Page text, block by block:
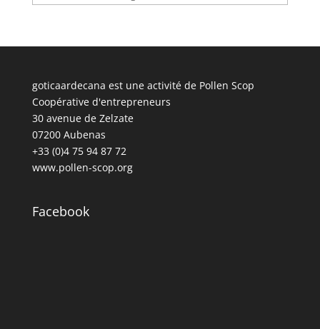
goticaardecana est une activité de Pollen Scop
Coopérative d'entrepreneurs
30 avenue de Zelzate
07200 Aubenas
+33 (0)4 75 94 87 72
www.pollen-scop.org
Facebook